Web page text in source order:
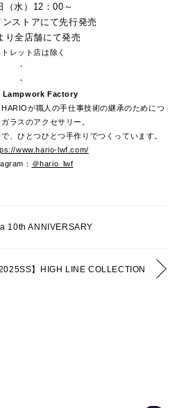
（水）12：00～
ストアにて先行発売
り全店舗にて発売
レット店は除く
・
・
Lampwork Factory
が職人の手仕事技術の継承のためにつ
ラスのアクセサリー。
、ひとつひとつ手作りでつくっています。
www.hario-lwf.com/
： ＠hario_lwf
10th ANNIVERSARY
2025SS】HIGH LINE COLLECTION